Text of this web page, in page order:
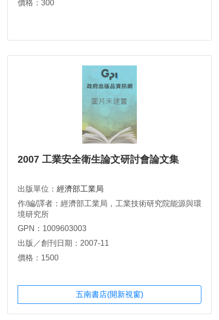
價格：300
2007 工業安全衛生論文研討會論文集
出版單位： 經濟部工業局
作/編/譯者：經濟部工業局，工業技術研究院能源與環
境研究所
GPN：1009603003
出版／創刊日期：2007-11
價格：1500
五南書店(開新視窗)